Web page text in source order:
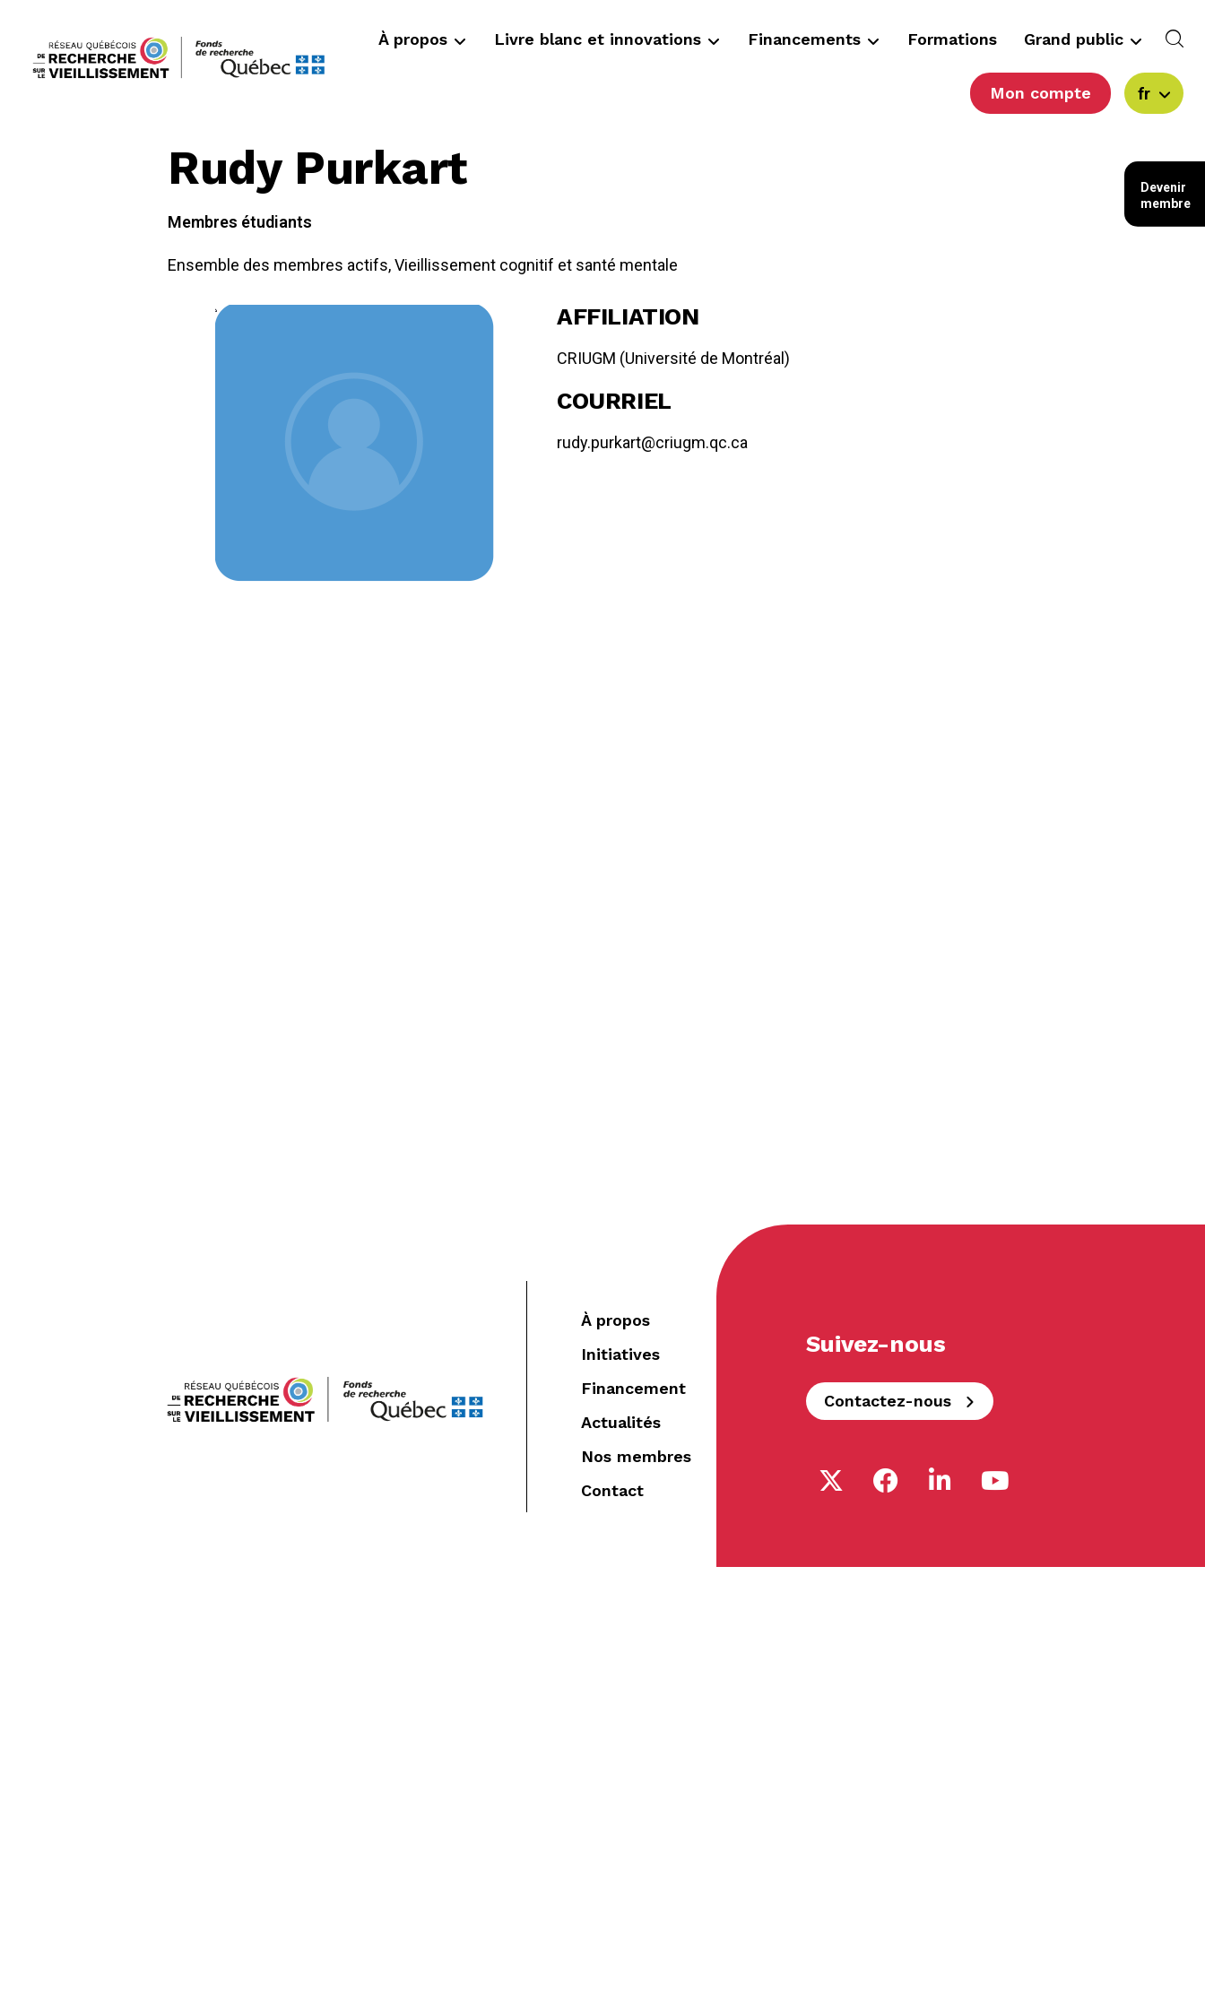
À propos Livre blanc et innovations Financements Formations Grand public
Mon compte fr
Rudy Purkart
Membres étudiants
Ensemble des membres actifs,Vieillissement cognitif et santé mentale
AFFILIATION
CRIUGM (Université de Montréal)
COURRIEL
rudy.purkart@criugm.qc.ca
À propos
Initiatives
Financement
Actualités
Nos membres
Contact
Suivez-nous
Contactez-nous
Devenir
membre